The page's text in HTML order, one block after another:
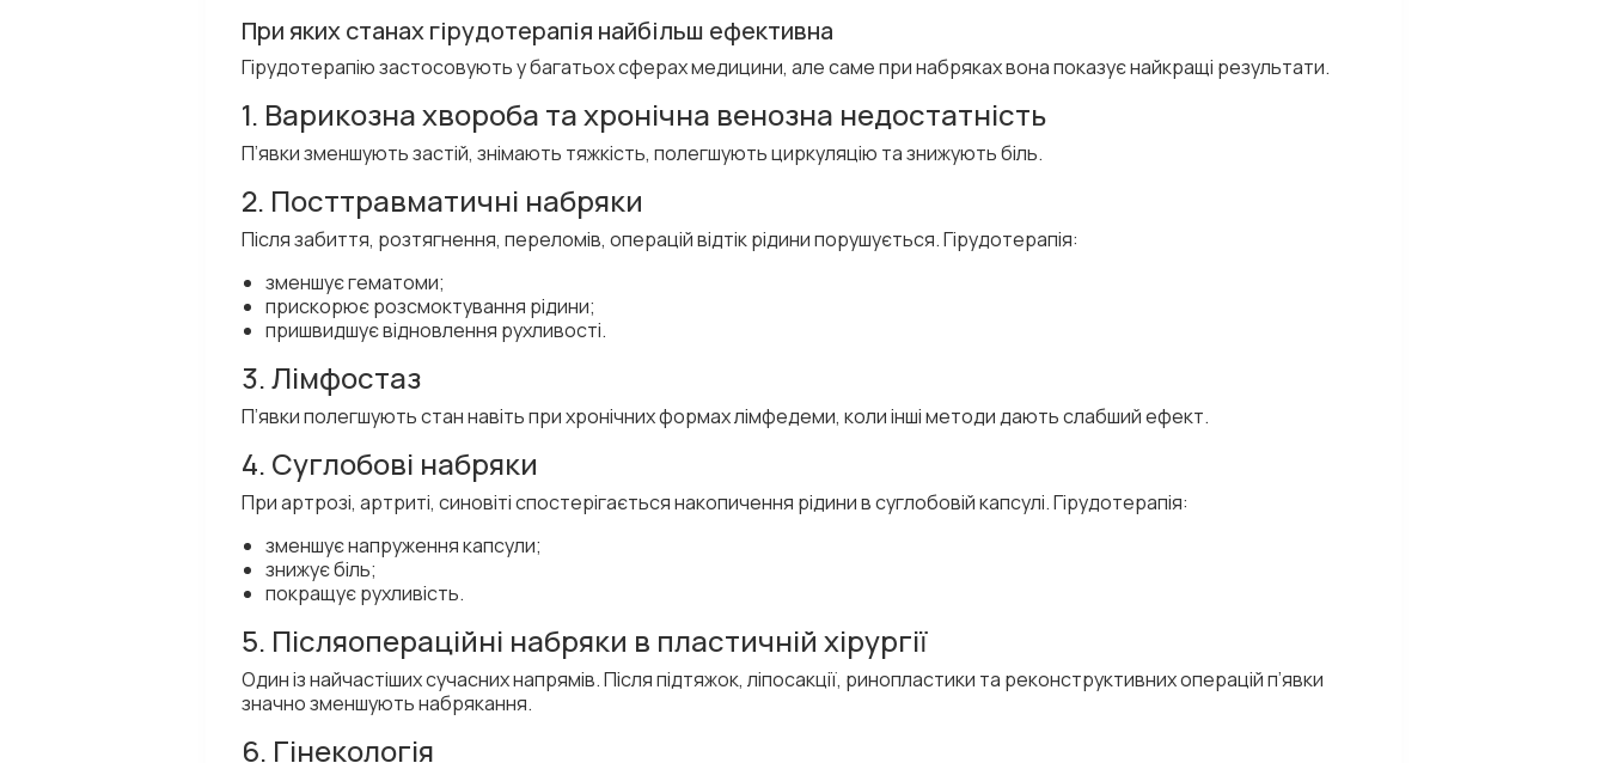
При яких станах гірудотерапія найбільш ефективна
Гірудотерапію застосовують у багатьох сферах медицини, але саме при набряках вона показує найкращі результати.
1. Варикозна хвороба та хронічна венозна недостатність
П’явки зменшують застій, знімають тяжкість, полегшують циркуляцію та знижують біль.
2. Посттравматичні набряки
Після забиття, розтягнення, переломів, операцій відтік рідини порушується. Гірудотерапія:
зменшує гематоми;
прискорює розсмоктування рідини;
пришвидшує відновлення рухливості.
3. Лімфостаз
П’явки полегшують стан навіть при хронічних формах лімфедеми, коли інші методи дають слабший ефект.
4. Суглобові набряки
При артрозі, артриті, синовіті спостерігається накопичення рідини в суглобовій капсулі. Гірудотерапія:
зменшує напруження капсули;
знижує біль;
покращує рухливість.
5. Післяопераційні набряки в пластичній хірургії
Один із найчастіших сучасних напрямів. Після підтяжок, ліпосакції, ринопластики та реконструктивних операцій п’явки
значно зменшують набрякання.
6. Гінекологія